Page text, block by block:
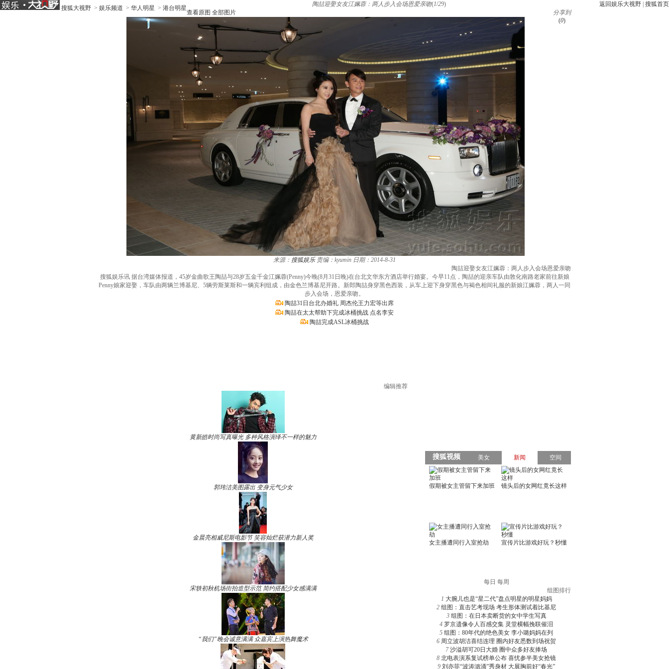
搜狐大视野 > 娱乐频道 > 华人明星 > 港台明星
返回娱乐大视野 搜狐首页
陶喆迎娶女友江姵蓉：两人步入会场恩爱亲吻(1/29)
查看原图 全部图片
分享到
(0)
来源： 搜狐娱乐 责编：kyumin 日期：2014-8-31
陶喆迎娶女友江姵蓉：两人步入会场恩爱亲吻
搜狐娱乐讯 据台湾媒体报道，45岁金曲歌王陶喆与28岁五金千金江姵蓉(Penny)今晚(8月31日晚)在台北文华东方酒店举行婚宴。今早11点，陶喆的迎亲车队由敦化南路老家前往新娘
Penny娘家迎娶，车队由两辆兰博基尼、5辆劳斯莱斯和一辆宾利组成，由金色兰博基尼开路。新郎陶喆身穿黑色西装，从车上迎下身穿黑色与褐色相间礼服的新娘江姵蓉，两人一同
步入会场，恩爱亲吻。
陶喆31日台北办婚礼 周杰伦王力宏等出席
陶喆在太太帮助下完成冰桶挑战 点名李安
陶喆完成ASL冰桶挑战
编辑推荐
黄新皓时尚写真曝光 多种风格演绎不一样的魅力
郭玮洁美图露出 变身元气少女
金晨亮相威尼斯电影节 笑容灿烂获潜力新人奖
宋轶初秋机场街拍造型示范 简约搭配少女感满满
“我们”晚会诚意满满 众嘉宾上演热舞魔术
每日 每周
组图排行
1 大腕儿也是“星二代”盘点明星的明星妈妈
2 组图：直击艺考现场 考生形体测试着比基尼
3 组图：在日本卖断货的女中学生写真
4 罗京遗像令人百感交集 灵堂横幅挽联催泪
5 组图：80年代的绝色美女 李小璐妈妈在列
6 周立波胡洁喜结连理 圈内好友悉数到场祝贺
7 沙溢胡可20日大婚 圈中众多好友捧场
8 北电表演系复试榜单公布 喜忧参半美女抢镜
9 刘亦菲“波涛汹涌”秀身材 大展胸前好“春光”